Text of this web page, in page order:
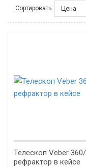
Сортировать: Цена
Телескоп Veber
рефрактор в кейсе